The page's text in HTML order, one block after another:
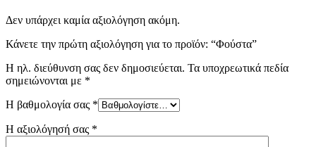
Δεν υπάρχει καμία αξιολόγηση ακόμη.
Κάνετε την πρώτη αξιολόγηση για το προϊόν: “Φούστα”
Η ηλ. διεύθυνση σας δεν δημοσιεύεται. Τα υποχρεωτικά πεδία
σημειώνονται με *
Η βαθμολογία σας *
Η αξιολόγησή σας *